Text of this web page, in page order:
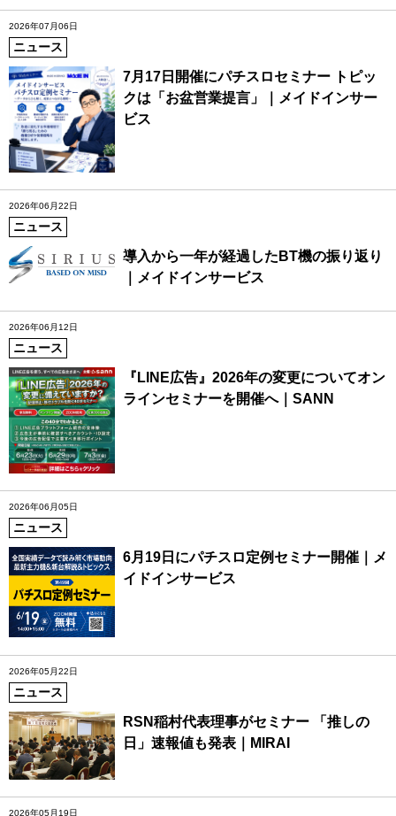
2026年07月06日
ニュース
7月17日開催にパチスロセミナー トピッ
クは「お盆営業提言」｜メイドインサー
ビス
2026年06月22日
ニュース
導入から一年が経過したBT機の振り返り
｜メイドインサービス
2026年06月12日
ニュース
『LINE広告』2026年の変更についてオン
ラインセミナーを開催へ｜SANN
2026年06月05日
ニュース
6月19日にパチスロ定例セミナー開催｜メ
イドインサービス
2026年05月22日
ニュース
RSN稲村代表理事がセミナー 「推しの
日」速報値も発表｜MIRAI
2026年05月19日